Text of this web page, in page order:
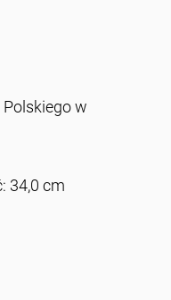
w
34,0 cm